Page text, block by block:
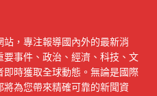
，專注報導國內外的最新消
事件、政治、經濟、科技、文
時獲取全球動態。無論是國際
為您帶來精確可靠的新聞資